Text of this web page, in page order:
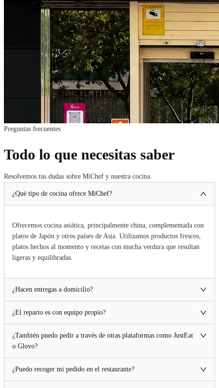
Preguntas frecuentes
Todo lo que necesitas saber
Resolvemos tus dudas sobre MiChef y nuestra cocina.
¿Qué tipo de cocina ofrece MiChef?
Ofrecemos cocina asiática, principalmente china, complementada con
platos de Japón y otros países de Asia. Utilizamos productos frescos,
platos hechos al momento y recetas con mucha verdura que resultan
ligeras y equilibradas.
¿Hacen entregas a domicilio?
¿El reparto es con equipo propio?
¿También puedo pedir a través de otras plataformas como JustEat
o Glovo?
¿Puedo recoger mi pedido en el restaurante?